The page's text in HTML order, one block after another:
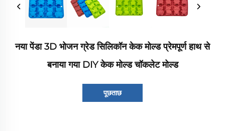
नया पेंडा 3D भोजन ग्रेड सिलिकॉन केक मोल्ड प्रेमपूर्ण हाथ से
बनाया गया DIY केक मोल्ड चॉकलेट मोल्ड
पूछताछ